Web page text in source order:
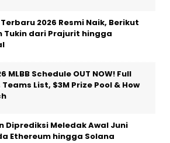
Terbaru 2026 Resmi Naik, Berikut
Tukin dari Prajurit hingga
MLBB Schedule OUT NOW! Full
List, $3M Prize Pool & How
Diprediksi Meledak Awal Juni
Ethereum hingga Solana